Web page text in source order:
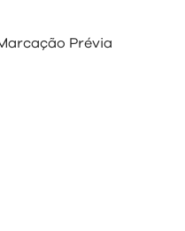
Prévia